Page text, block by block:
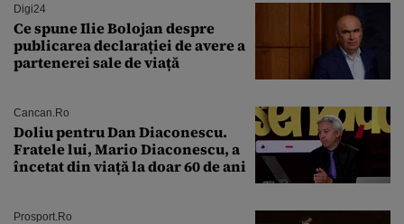
Digi24
Ce spune Ilie Bolojan despre
publicarea declarației de avere a
partenerei sale de viață
Cancan.ro
Doliu pentru Dan Diaconescu.
Fratele lui, Mario Diaconescu, a
încetat din viață la doar 60 de ani
Prosport.ro